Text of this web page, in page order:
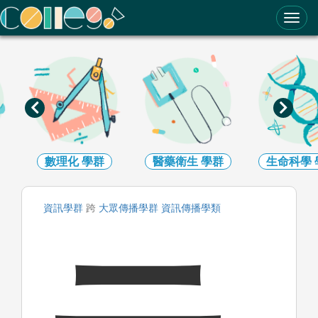
ColleGo! 大學選才與高中育才輔助系統
數理化學群 醫藥衛生 學群 生命科學
資訊學群 跨 大眾傳播學群 資訊傳播學類